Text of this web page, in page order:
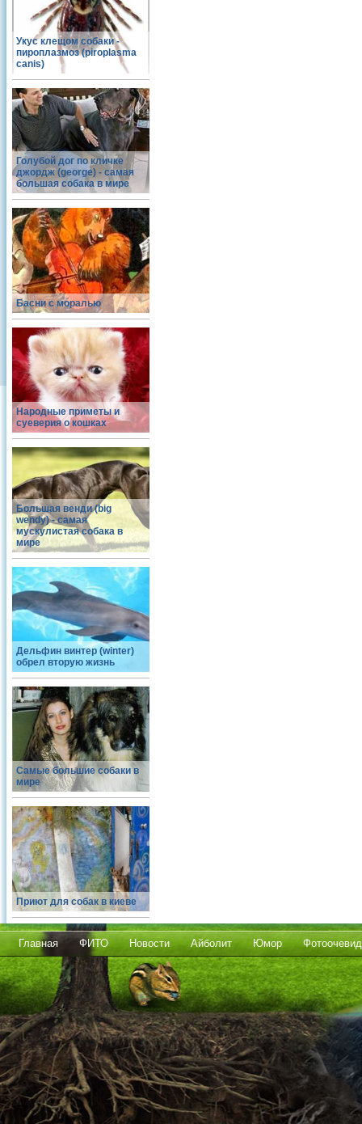
Укус клещом собаки -
пироплазмоз (piroplasma
canis)
Голубой дог по кличке
джордж (george) - самая
большая собака в мире
Басни с моралью
Народные приметы и
суеверия о кошках
Большая венди (big
wendy) - самая
мускулистая собака в
мире
Дельфин винтер (winter)
обрел вторую жизнь
Самые большие собаки в
мире
Приют для собак в киеве
Главная ФИТО Новости Айболит Юмор